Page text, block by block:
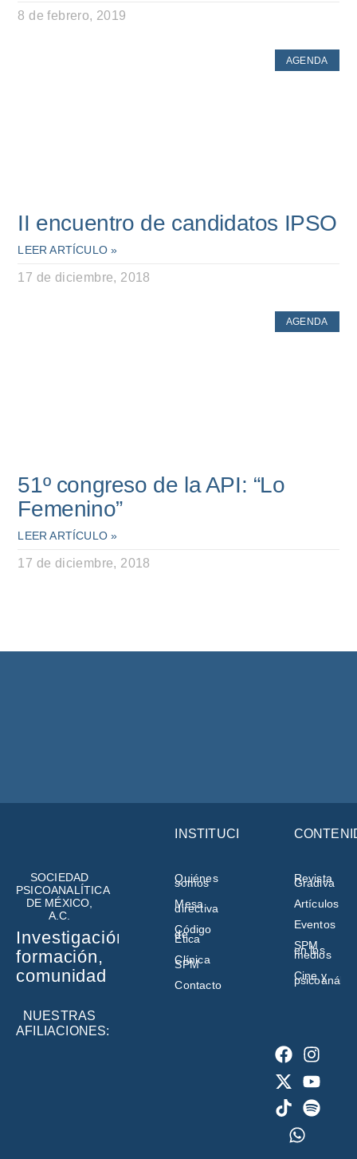
8 de febrero, 2019
AGENDA
II encuentro de candidatos IPSO
LEER ARTÍCULO »
17 de diciembre, 2018
AGENDA
51º congreso de la API: “Lo
Femenino”
LEER ARTÍCULO »
17 de diciembre, 2018
SOCIEDAD
PSICOANALÍTICA
DE MÉXICO,
A.C.
Investigación,
formación,
comunidad
NUESTRAS
AFILIACIONES:
INSTITUCIÓN
Quiénes
somos
Mesa
directiva
Código
de
Ética
Clínica
SPM
Contacto
Revista
Gradiva
Artículos
Eventos
SPM
en los
medios
Cine y